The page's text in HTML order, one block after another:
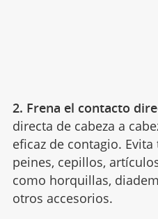
2. Frena el contacto
directa de cabeza a
eficaz de contagio.
peines, cepillos,
como horquillas,
otros accesorios.